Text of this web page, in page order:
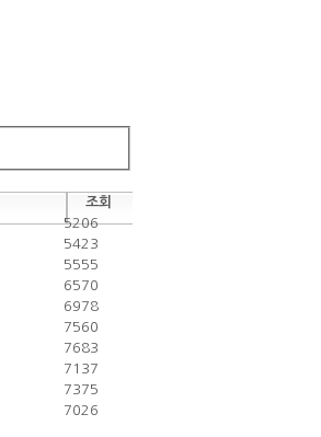
조회
5206
5423
5555
6570
6978
7560
7683
7137
7375
7026